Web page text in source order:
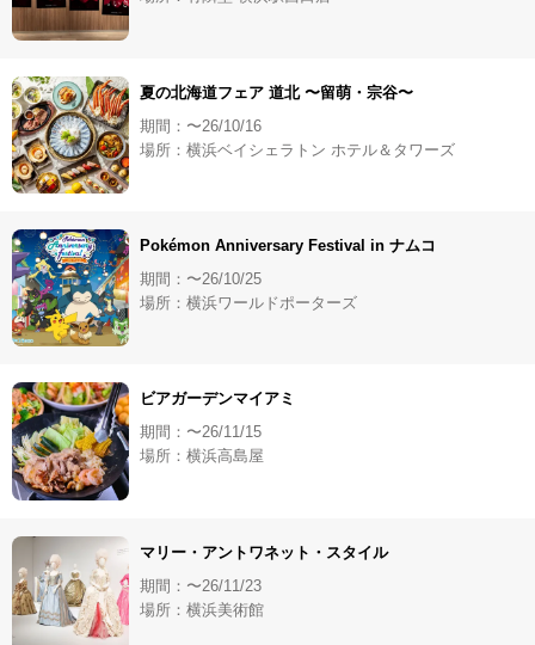
夏の北海道フェア 道北 〜留萌・宗谷〜
期間：〜26/10/16
場所：横浜ベイシェラトン ホテル＆タワーズ
Pokémon Anniversary Festival in ナムコ
期間：〜26/10/25
場所：横浜ワールドポーターズ
ビアガーデンマイアミ
期間：〜26/11/15
場所：横浜高島屋
マリー・アントワネット・スタイル
期間：〜26/11/23
場所：横浜美術館